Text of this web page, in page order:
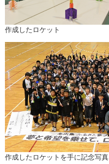
作成したロケット
作成したロケットを手に記念写真